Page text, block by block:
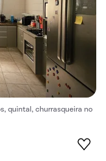
quintal, churrasqueira no